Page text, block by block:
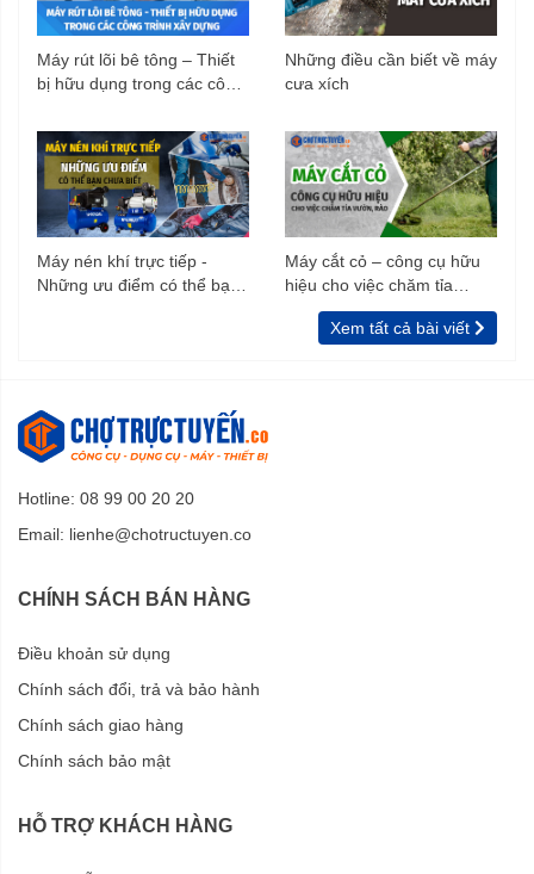
Máy rút lõi bê tông – Thiết
bị hữu dụng trong các công
Những điều cần biết về máy
cưa xích
Máy nén khí trực tiếp -
Những ưu điểm có thể bạn
Máy cắt cỏ – công cụ hữu
hiệu cho việc chăm tỉa
vườn, rào
Xem tất cả bài viết
Hotline: 08 99 00 20 20
Email: lienhe@chotructuyen.co
CHÍNH SÁCH BÁN HÀNG
Điều khoản sử dụng
Chính sách đổi, trả và bảo hành
Chính sách giao hàng
Chính sách bảo mật
HỖ TRỢ KHÁCH HÀNG